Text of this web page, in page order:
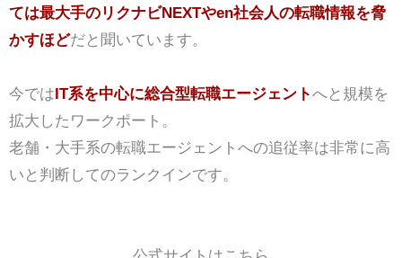
ては最大手のリクナビNEXTやen社会人の転職情報を脅
かすほどだと聞いています。
今ではIT系を中心に総合型転職エージェントへと規模を
拡大したワークポート。
老舗・大手系の転職エージェントへの追従率は非常に高
いと判断してのランクインです。